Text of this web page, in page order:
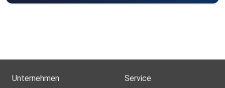
Unternehmen Service